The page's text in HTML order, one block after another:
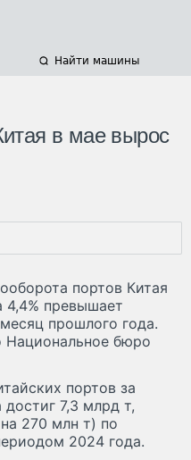
Найти машины
в мае вырос
портов Китая
4,4% превышает
прошлого года.
Национальное бюро
портов за
7,3 млрд т,
270 млн т) по
2024 года.